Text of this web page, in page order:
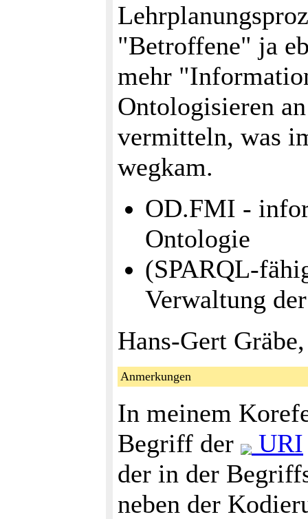
"Betroffene" ja
mehr
Ontologisieren
vermitteln, was
wegkam.
OD.FMI -
Ontologie
(SPARQL-
Verwaltung
Hans-Gert
Anmerkungen
In meinem
Begriff der
URI
der in der
neben der